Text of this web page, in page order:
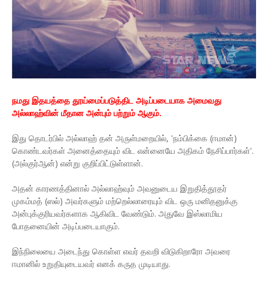
நமது இதயத்தை தூய்மைப்படுத்திட அடிப்படையாக அமைவது
அல்லாஹ்வின் மீதான அன்பும் பற்றும் ஆகும்.
இது தொடர்பில் அல்லாஹ் தன் அருள்மறையில், 'நம்பிக்கை (ஈமான்)
கொண்டவர்கள் அனைத்தையும் விட என்னையே அதிகம் நேசிப்பார்கள்'.
(அல்குர்ஆன்) என்று குறிப்பிட்டுள்ளான்.
அதன் காரணத்தினால் அல்லாஹ்வும் அவனுடைய இறுதித்தூதர்
முகம்மத் (ஸல்) அவர்களும் மற்றெல்லாரையும் விட ஒரு மனிதனுக்கு
அன்புக்குரியவர்களாக ஆகிவிட வேண்டும். அதுவே இஸ்லாமிய
போதனையின் அடிப்படையாகும்.
இந்நிலையை அடைந்து கொள்ள எவர் தவறி விடுகிறாரோ அவரை
ஈமானில் உறுதியுடையவர் எனக் கருத முடியாது.